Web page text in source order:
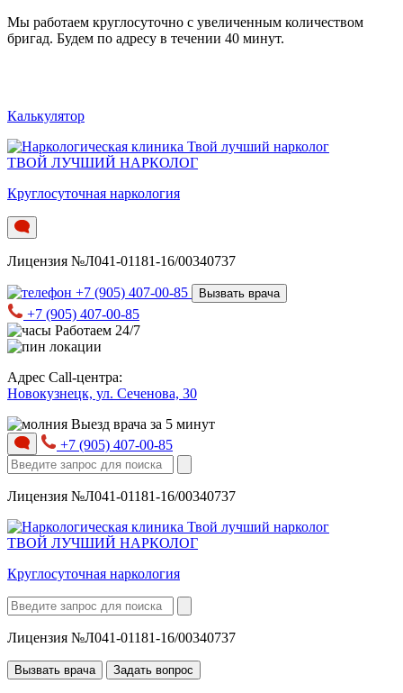
Мы работаем круглосуточно c увеличенным количеством
бригад. Будем по адресу в течении 40 минут.
Калькулятор
ТВОЙ ЛУЧШИЙ НАРКОЛОГ
Круглосуточная наркология
Лицензия №Л041-01181-16/00340737
+7 (905) 407-00-85 Вызвать врача
+7 (905) 407-00-85
Работаем 24/7
Адрес Call-центра:
Новокузнецк, ул. Сеченова, 30
Выезд врача за 5 минут
+7 (905) 407-00-85
Лицензия №Л041-01181-16/00340737
ТВОЙ ЛУЧШИЙ НАРКОЛОГ
Круглосуточная наркология
Лицензия №Л041-01181-16/00340737
Вызвать врача Задать вопрос